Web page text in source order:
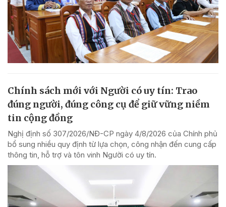
Chính sách mới với Người có uy tín: Trao
đúng người, đúng công cụ để giữ vững niềm
tin cộng đồng
Nghị định số 307/2026/NĐ-CP ngày 4/8/2026 của Chính phủ
bổ sung nhiều quy định từ lựa chọn, công nhận đến cung cấp
thông tin, hỗ trợ và tôn vinh Người có uy tín.